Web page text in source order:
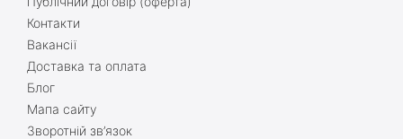
Контакти
Вакансії
Доставка та оплата
Блог
Мапа сайту
Зворотній зв’язок